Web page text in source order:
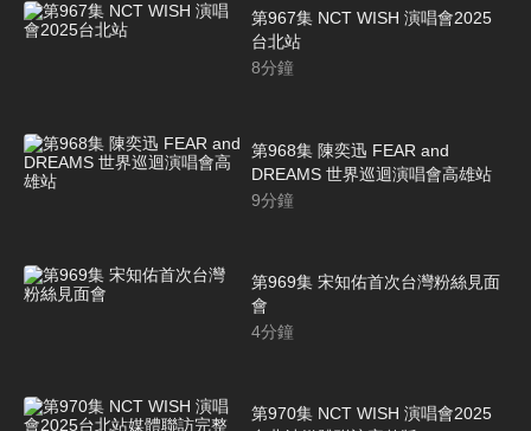
第967集 NCT WISH 演唱會2025
台北站
8分鐘
第968集 陳奕迅 FEAR and
DREAMS 世界巡迴演唱會高雄站
9分鐘
第969集 宋知佑首次台灣粉絲見面
會
4分鐘
第970集 NCT WISH 演唱會2025